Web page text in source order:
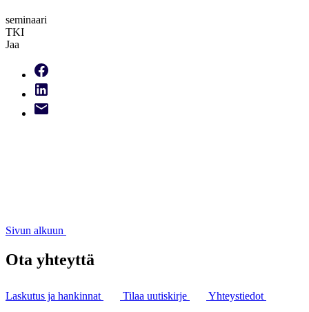
seminaari
TKI
Jaa
Sivun alkuun
Ota yhteyttä
Laskutus ja hankinnat Tilaa uutiskirje Yhteystiedot